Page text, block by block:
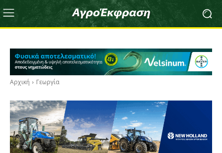
Αρχική Γεωργία